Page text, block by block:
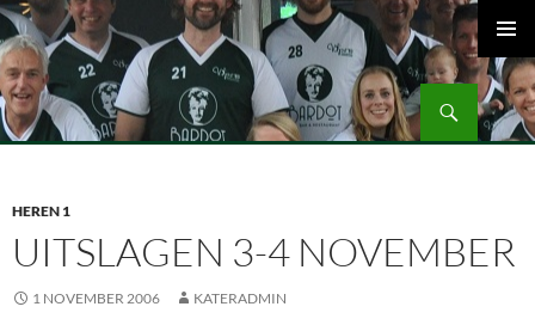
Ga
naar
de
inhoud
Volleybalvereniging Vips Bardot
Zoeken
MENU
HEREN 1
UITSLAGEN 3-4 NOVEMBER
1 NOVEMBER 2006 KATERADMIN